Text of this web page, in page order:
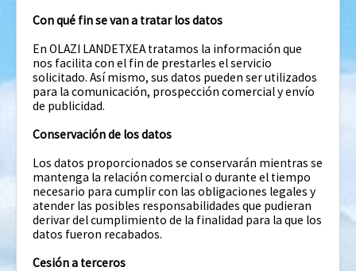
Con qué fin se van a tratar los datos
En OLAZI LANDETXEA tratamos la información que
nos facilita con el fin de prestarles el servicio
solicitado. Así mismo, sus datos pueden ser utilizados
para la comunicación, prospección comercial y envío
de publicidad.
Conservación de los datos
Los datos proporcionados se conservarán mientras se
mantenga la relación comercial o durante el tiempo
necesario para cumplir con las obligaciones legales y
atender las posibles responsabilidades que pudieran
derivar del cumplimiento de la finalidad para la que los
datos fueron recabados.
Cesión a terceros